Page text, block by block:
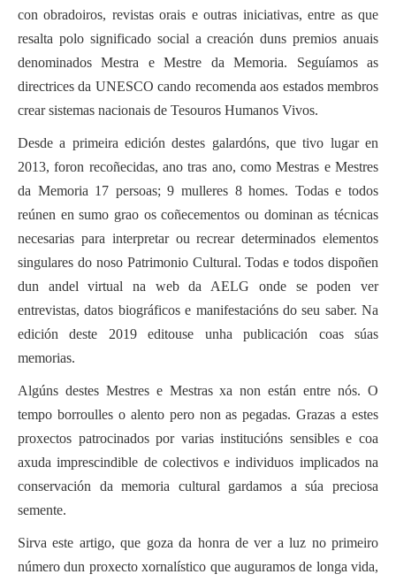
con obradoiros, revistas orais e outras iniciativas, entre as que
resalta polo significado social a creación duns premios anuais
denominados Mestra e Mestre da Memoria. Seguíamos as
directrices da UNESCO cando recomenda aos estados membros
crear sistemas nacionais de Tesouros Humanos Vivos.
Desde a primeira edición destes galardóns, que tivo lugar en
2013, foron recoñecidas, ano tras ano, como Mestras e Mestres
da Memoria 17 persoas; 9 mulleres 8 homes. Todas e todos
reúnen en sumo grao os coñecementos ou dominan as técnicas
necesarias para interpretar ou recrear determinados elementos
singulares do noso Patrimonio Cultural. Todas e todos dispoñen
dun andel virtual na web da AELG onde se poden ver
entrevistas, datos biográficos e manifestacións do seu saber. Na
edición deste 2019 editouse unha publicación coas súas
memorias.
Algúns destes Mestres e Mestras xa non están entre nós. O
tempo borroulles o alento pero non as pegadas. Grazas a estes
proxectos patrocinados por varias institucións sensibles e coa
axuda imprescindible de colectivos e individuos implicados na
conservación da memoria cultural gardamos a súa preciosa
semente.
Sirva este artigo, que goza da honra de ver a luz no primeiro
número dun proxecto xornalístico que auguramos de longa vida,